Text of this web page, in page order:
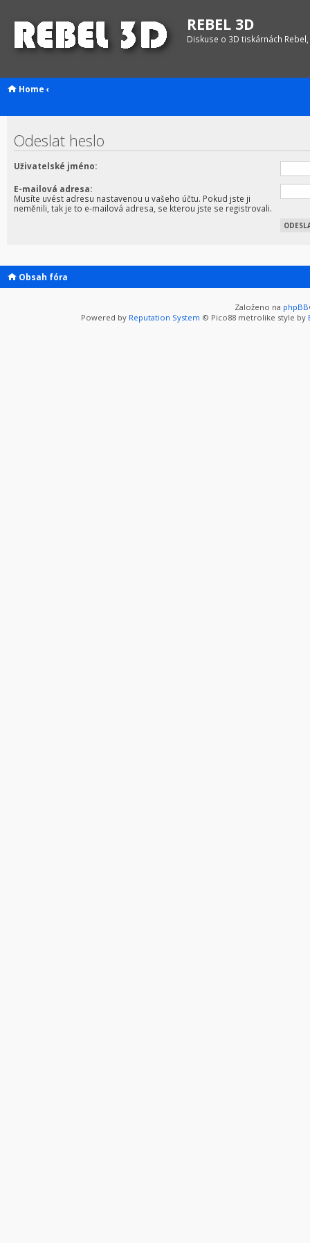
REBEL 3D
Diskuse o 3D tiskárnách
Home ‹
Odeslat heslo
Uživatelské jméno:
E-mailová adresa:
Musíte uvést adresu nastavenou u vašeho účtu. Pokud jste ji
neměnili, tak je to e-mailová adresa, se kterou jste se registrovali.
Obsah fóra
Založeno na phpBB
Powered by Reputation System © Pico88 metrolike style by